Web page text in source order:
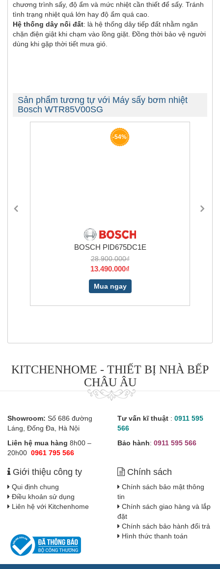
chương trình sấy, độ ẩm và mức nhiệt cần thiết để sấy. Tránh
tình trạng nhiệt quá lớn hay độ ẩm quá cao.
Hệ thống dây nối đất: là hệ thống dây tiếp đất nhằm ngăn
chặn điện giật khi chạm vào lồng giặt. Đồng thời bảo vệ người
dùng khi gặp thời tiết mưa gió.
Sản phẩm tương tự với Máy sấy bơm nhiệt
Bosch WTR85V00SG
BOSCH PID675DC1E
28.900.000₫
13.490.000₫
Mua ngay
KITCHENHOME - THIẾT BỊ NHÀ BẾP
CHÂU ÂU
Showroom: Số 686 đường
Láng, Đống Đa, Hà Nội
Liên hệ mua hàng 8h00 –
20h00 0961 795 566
Tư vấn kĩ thuật : 0911 595
566
Bảo hành: 0911 595 566
Giới thiệu công ty
Qui định chung
Điều khoản sử dụng
Liên hệ với Kitchenhome
Chính sách
Chính sách bảo mật thông
tin
Chính sách giao hàng và lắp
đặt
Chính sách bảo hành đổi trả
Hình thức thanh toán